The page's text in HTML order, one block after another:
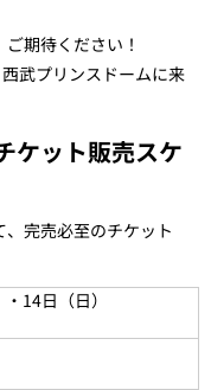
期待ください！
武プリンスドームに来
ケット販売スケ
完売必至のチケット
・14日（日）